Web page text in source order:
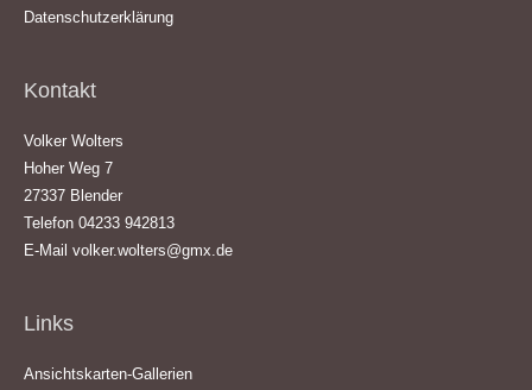
Datenschutzerklärung
Kontakt
Volker Wolters
Hoher Weg 7
27337 Blender
Telefon 04233 942813
E-Mail volker.wolters@gmx.de
Links
Ansichtskarten-Gallerien